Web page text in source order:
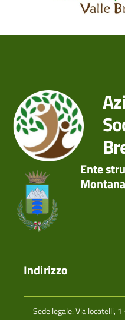
Ente
Indirizzo
Sede legale: Via locatelli,